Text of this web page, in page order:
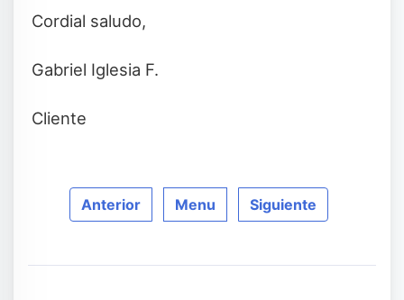
Cordial saludo,
Gabriel Iglesia F.
Cliente
Anterior Menu Siguiente